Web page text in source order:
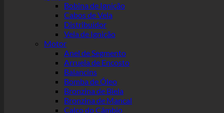
Bobina de Ignição
Cabos de Vela
Distribuidor
Vela de Ignição
Motor
Anel de Segmento
Arruela de Encosto
Balancins
Bomba de Óleo
Bronzina de Biela
Bronzina de Mancal
Calço do Câmbio